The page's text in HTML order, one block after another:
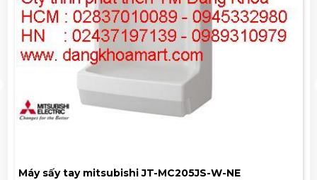
Máy sấy tay mitsubishi JT-MC205JS-W-NE